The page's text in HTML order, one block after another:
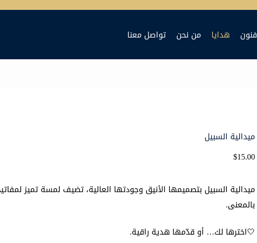
فنون هدايا من نحن تواصل معنا
ميدالية السبيل
$15.00
ميدالية السبيل بتصميمها الأنيق وجودتها العالية، تضيف لمسة تميز
بالمعنى.
🤍اخترها لك… أو قدّمها هدية راقية.